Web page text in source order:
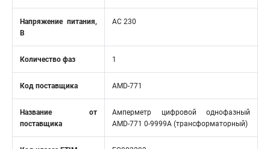
Напряжение питания,
В
AC 230
Количество фаз 1
Код поставщика AMD-771
Название от
поставщика
Амперметр цифровой однофазный
AMD-771 0-9999А (трансформаторный)